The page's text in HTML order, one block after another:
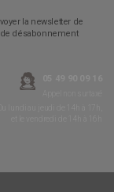
la newsletter de
désabonnement